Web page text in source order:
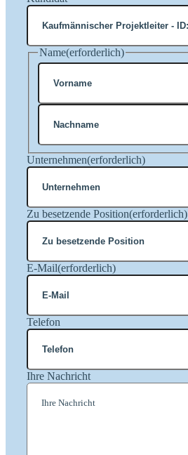
Name(erforderlich)
Vorname
Nachname
Unternehmen(erforderlich)
Zu besetzende Position(erforderlich)
E-Mail(erforderlich)
Telefon
Ihre Nachricht